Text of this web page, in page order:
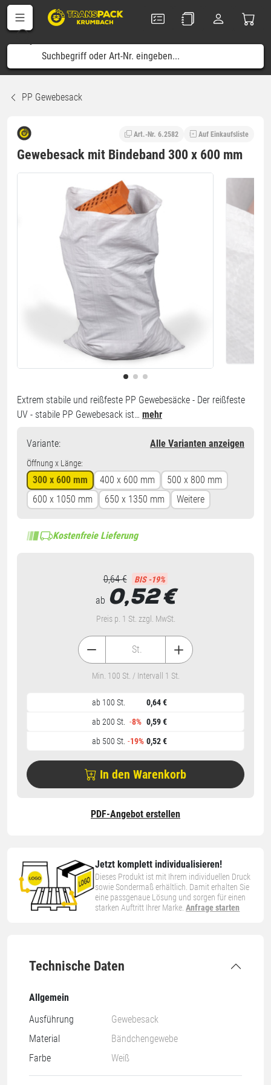
PP Gewebesack
Jetzt komplett individualisieren!
Dieses Produkt ist mit Ihrem individuellen Druck
sowie Sondermaß erhältlich. Damit erhalten Sie
eine passgenaue Lösung und sorgen für einen
starken Auftritt Ihrer Marke.Anfrage starten
Technische Daten
Allgemein
Ausführung
Gewebesack
Material
Bändchengewebe
Farbe
Weiß
Art.-Nr. 6.2582 Auf Einkaufsliste
Gewebesack mit Bindeband 300 x 600 mm
Extrem stabile und reißfeste PP Gewebesäcke - Der reißfeste
UV - stabile PP Gewebesack ist… mehr
Variante: Alle Varianten anzeigen
Öffnung x Länge:
300 x 600 mm 400 x 600 mm
500 x 800 mm
600 x 1050 mm
650 x 1350 mm Weitere
Kostenfreie Lieferung
0,64 € BIS -19%
ab 0,52€
Preis p. 1 St. zzgl. MwSt.
ab 100 St.
0,64 €
ab 200 St.
-8% 0,59 €
ab 500 St. -19% 0,52 €
St.
Min. 100 St. / Intervall 1 St.
In den Warenkorb
PDF-Angebot erstellen